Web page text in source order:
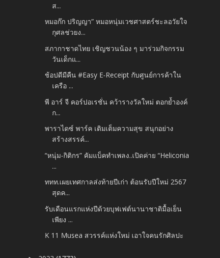
ส...
หมอก๊ก ปริญญา” หมอหนุ่มเวชศาสตร์ชะลอวัยใจ
กุศลช่วยง...
สภากาชาดไทย เชิญชวนน้อง ๆ มาร่วมกิจกรรม
วันเด็กแ...
ช้อปดีมีคืน #Easy E-Receipt กับศูนย์การค้าใน
เครือ ...
พี อาร์ จี คอร์ปอเรชั่น คว้ารางวัลใหม่ ตอกย้ำองค์
ก...
พาราไดซ์ พาร์ค เติมเต็มความสุข สนุกอย่าง
สร้างสรรค์...
“หนุ่ม-กิติกร” คัมแบ็คทำเพลง..เปิดค่าย “Heliconia
...
ททท.เผยเทศกาลส่งท้ายปีเก่า ต้อนรับปีใหม่ 2567
สุดค...
รับเดือนแรกแห่งปีด้วยบุฟเฟต์นานาชาติมื้อเย็น
เพียง ...
K 11 Musea สวรรค์แห่งใหม่ เอาใจคนรักศิลปะ